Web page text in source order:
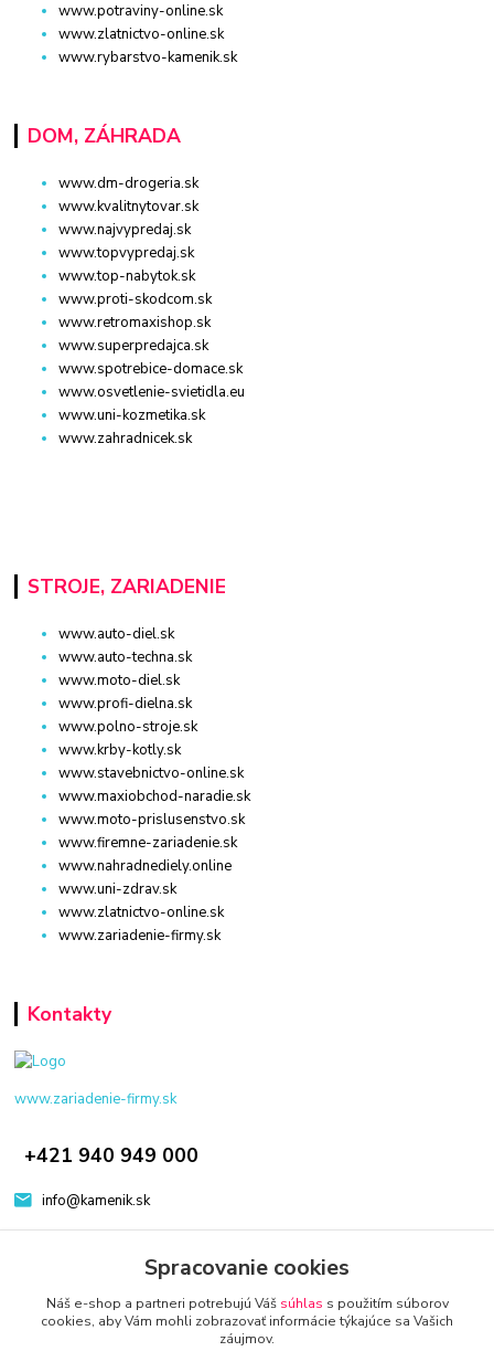
www.potraviny-online.sk
www.zlatnictvo-online.sk
www.rybarstvo-kamenik.sk
DOM, ZÁHRADA
www.dm-drogeria.sk
www.kvalitnytovar.sk
www.najvypredaj.sk
www.topvypredaj.sk
www.top-nabytok.sk
www.proti-skodcom.sk
www.retromaxishop.sk
www.superpredajca.sk
www.spotrebice-domace.sk
www.osvetlenie-svietidla.eu
www.uni-kozmetika.sk
www.zahradnicek.sk
STROJE, ZARIADENIE
www.auto-diel.sk
www.auto-techna.sk
www.moto-diel.sk
www.profi-dielna.sk
www.polno-stroje.sk
www.krby-kotly.sk
www.stavebnictvo-online.sk
www.maxiobchod-naradie.sk
www.moto-prislusenstvo.sk
www.firemne-zariadenie.sk
www.nahradnediely.online
www.uni-zdrav.sk
www.zlatnictvo-online.sk
www.zariadenie-firmy.sk
Kontakty
www.zariadenie-firmy.sk
+421 940 949 000
info@kamenik.sk
Spracovanie cookies
Náš e-shop a partneri potrebujú Váš súhlas s použitím súborov
cookies, aby Vám mohli zobrazovať informácie týkajúce sa Vašich
záujmov.